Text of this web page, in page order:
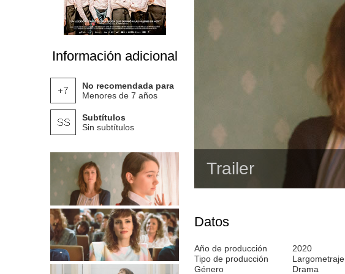
Información adicional
No recomendada para
Menores de 7 años
Subtítulos
Sin subtítulos
Trailer
Datos
Año de producción
2020
Tipo de producción
Largometraje
Género
Drama